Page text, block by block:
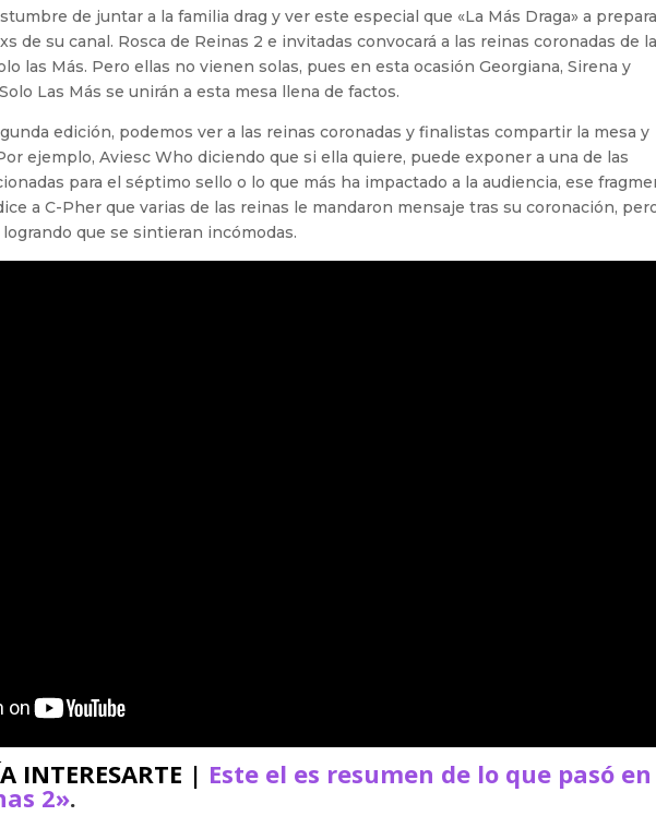
de juntar a la familia drag y ver este especial que «La Más Draga» a
de su canal. Rosca de Reinas 2 e invitadas convocará a las reinas coronadas de
las Más. Pero ellas no vienen solas, pues en esta ocasión Georgiana, Sirena y
Las Más se unirán a esta mesa llena de factos.
edición, podemos ver a las reinas coronadas y finalistas compartir la mesa y
ejemplo, Aviesc Who diciendo que si ella quiere, puede exponer a una de las
para el séptimo sello o lo que más ha impactado a la audiencia, ese
a C-Pher que varias de las reinas le mandaron mensaje tras su coronación,
que se sintieran incómodas.
INTERESARTE | Este el es resumen de lo que pasó en
2».